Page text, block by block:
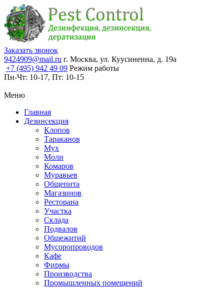
Заказать звонок
9424909@mail.ru г. Москва, ул. Куусиненна, д. 19а
+7 (495) 942 49 09 Режим работы
Пн-Чт: 10-17, Пт: 10-15
Меню
Главная
Дезинсекция
Клопов
Тараканов
Мух
Моли
Комаров
Муравьев
Общепита
Магазинов
Ресторана
Участка
Склада
Подвалов
Общежитий
Мусоропроводов
Кафе
Фирмы
Производства
Промышленных помещений